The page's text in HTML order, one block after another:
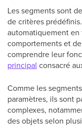
Les segments sont
de critères
automatiquement
comportements et
comprendre leur
principal consacré
Comme les
paramètres, ils sont
complexes,
des objets selon